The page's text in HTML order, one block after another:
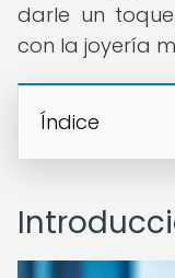
darle un
con la joyería
Índice